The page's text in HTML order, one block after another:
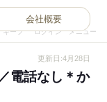
キープ ログイン メニュー
会社概要
更新日:4月28日
電話なし＊か